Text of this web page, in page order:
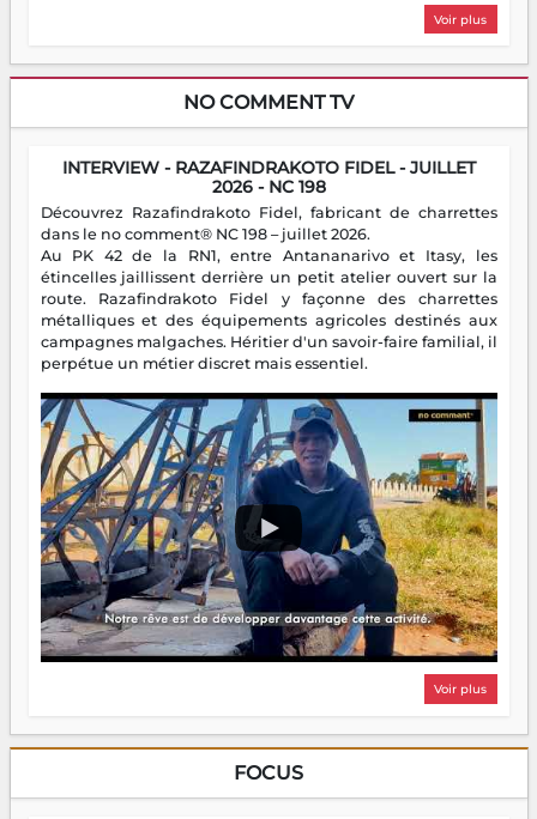
Voir plus
NO COMMENT TV
INTERVIEW - RAZAFINDRAKOTO FIDEL - JUILLET
2026 - NC 198
Découvrez Razafindrakoto Fidel, fabricant de charrettes
dans le no comment® NC 198 – juillet 2026.
Au PK 42 de la RN1, entre Antananarivo et Itasy, les
étincelles jaillissent derrière un petit atelier ouvert sur la
route. Razafindrakoto Fidel y façonne des charrettes
métalliques et des équipements agricoles destinés aux
campagnes malgaches. Héritier d'un savoir-faire familial, il
perpétue un métier discret mais essentiel.
Voir plus
FOCUS